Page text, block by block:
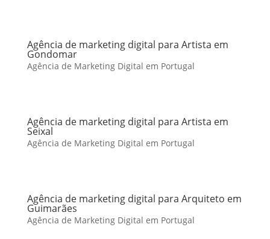
Agência de marketing digital para Artista em
Gondomar
Agência de Marketing Digital em Portugal
Agência de marketing digital para Artista em
Seixal
Agência de Marketing Digital em Portugal
Agência de marketing digital para Arquiteto em
Guimarães
Agência de Marketing Digital em Portugal